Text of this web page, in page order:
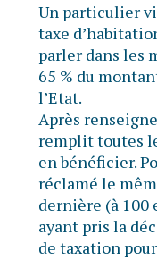
Un particulier
taxe
parler dans les
65 % du
l’Etat.
Après
remplit toutes
en bénéficier.
réclamé le
dernière (à 100
ayant pris la
de taxation